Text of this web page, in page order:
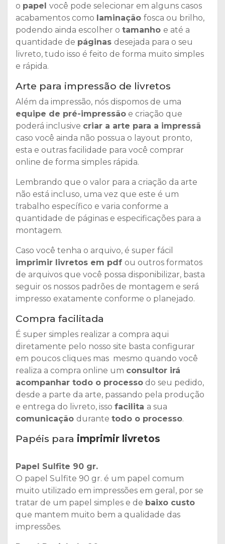
o papel você pode selecionar em alguns casos
acabamentos como laminação fosca ou brilho,
podendo ainda escolher o tamanho e até a
quantidade de páginas desejada para o seu
livreto, tudo isso é feito de forma muito simples
e rápida.
Arte para impressão de livretos
Além da impressão, nós dispomos de uma
equipe de pré-impressão e criação que
poderá inclusive criar a arte para a impressã
caso você ainda não possua o layout pronto,
esta e outras facilidade para você comprar
online de forma simples rápida.
Lembrando que o valor para a criação da arte
não está incluso, uma vez que este é um
trabalho específico e varia conforme a
quantidade de páginas e especificações para a
montagem.
Caso você tenha o arquivo, é super fácil
imprimir livretos em pdf ou outros formatos
de arquivos que você possa disponibilizar, basta
seguir os nossos padrões de montagem e será
impresso exatamente conforme o planejado.
Compra facilitada
É super simples realizar a compra aqui
diretamente pelo nosso site basta configurar
em poucos cliques mas mesmo quando você
realiza a compra online um consultor irá
acompanhar todo o processo do seu pedido,
desde a parte da arte, passando pela produção
e entrega do livreto, isso facilita a sua
comunicação durante todo o processo.
Papéis para imprimir livretos
Papel Sulfite 90 gr.
O papel Sulfite 90 gr. é um papel comum
muito utilizado em impressões em geral, por se
tratar de um papel simples e de baixo custo
que mantem muito bem a qualidade das
impressões.